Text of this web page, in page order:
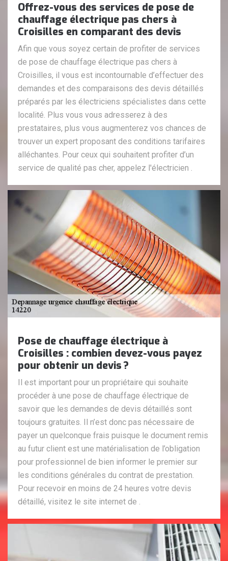
Offrez-vous des services de pose de
chauffage électrique pas chers à
Croisilles en comparant des devis
Afin que vous soyez certain de profiter de services
de pose de chauffage électrique pas chers à
Croisilles, il vous est incontournable d’effectuer des
demandes et des comparaisons des devis détaillés
préparés par les électriciens spécialistes dans cette
localité. Plus vous vous adresserez à des
prestataires, plus vous augmenterez vos chances de
trouver un expert proposant des conditions tarifaires
alléchantes. Pour ceux qui souhaitent profiter d’un
service de qualité pas cher, appelez l'électricien .
Pose de chauffage électrique à
Croisilles : combien devez-vous payez
pour obtenir un devis ?
Il est important pour un propriétaire qui souhaite
procéder à une pose de chauffage électrique de
savoir que les demandes de devis détaillés sont
toujours gratuites. Il n’est donc pas nécessaire de
payer un quelconque frais puisque le document remis
au futur client est une matérialisation de l’obligation
pour professionnel de bien informer le premier sur
les conditions générales du contrat de prestation.
Pour recevoir en moins de 24 heures votre devis
détaillé, visitez le site internet de .